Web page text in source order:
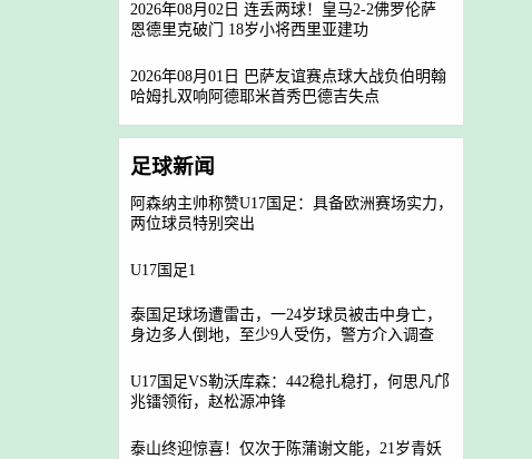
2026年08月02日 连丢两球！皇马2-2佛罗伦萨
恩德里克破门 18岁小将西里亚建功
2026年08月01日 巴萨友谊赛点球大战负伯明翰
哈姆扎双响阿德耶米首秀巴德吉失点
足球新闻
阿森纳主帅称赞U17国足：具备欧洲赛场实力，
两位球员特别突出
U17国足1
泰国足球场遭雷击，一24岁球员被击中身亡，
身边多人倒地，至少9人受伤，警方介入调查
U17国足VS勒沃库森：442稳扎稳打，何思凡邝
兆镭领衔，赵松源冲锋
泰山终迎惊喜！仅次于陈蒲谢文能，21岁青妖